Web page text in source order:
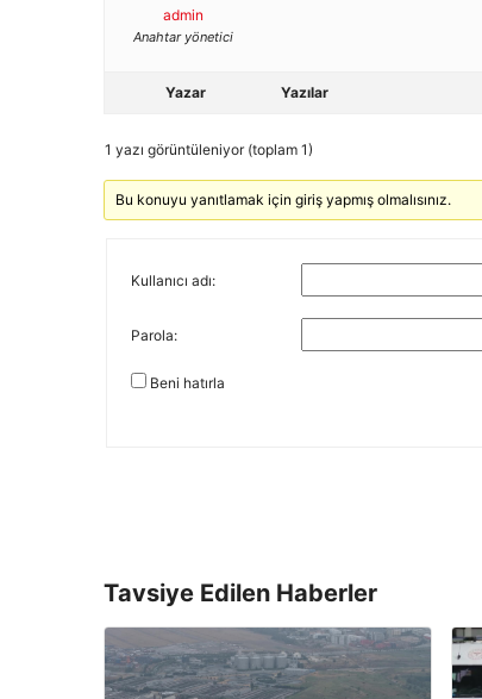
admin
Anahtar yönetici
Yazar Yazılar
1 yazı görüntüleniyor (toplam 1)
Bu konuyu yanıtlamak için giriş yapmış olmalısınız.
Kullanıcı adı:
Parola:
Beni hatırla
Tavsiye Edilen Haberler